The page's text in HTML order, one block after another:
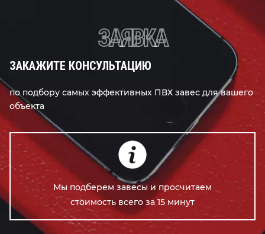
ЗАЯВКА
ЗАКАЖИТЕ КОНСУЛЬТАЦИЮ
по подбору самых эффективных ПВХ завес для вашего
объекта
Мы подберем завесы и просчитаем
стоимость всего за 15 минут